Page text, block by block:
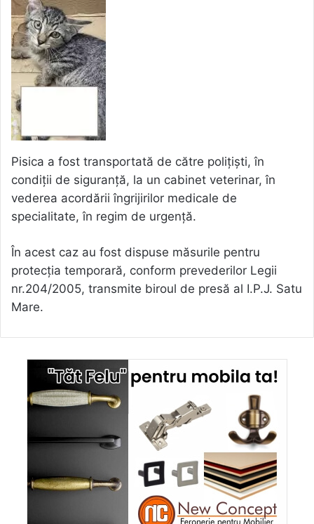
Pisica a fost transportată de către polițiști, în
condiții de siguranță, la un cabinet veterinar, în
vederea acordării îngrijirilor medicale de
specialitate, în regim de urgență.
În acest caz au fost dispuse măsurile pentru
protecția temporară, conform prevederilor Legii
nr.204/2005, transmite biroul de presă al I.P.J. Satu
Mare.